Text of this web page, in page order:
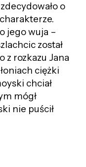
o
jego wuja –
został
z rozkazu Jana
ciężki
chciał
mógł
nie puścił